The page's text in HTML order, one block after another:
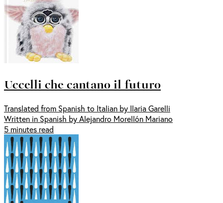
Uccelli che cantano il futuro
Translated from Spanish to Italian by Ilaria Garelli
Written in Spanish by Alejandro Morellón Mariano
5 minutes read